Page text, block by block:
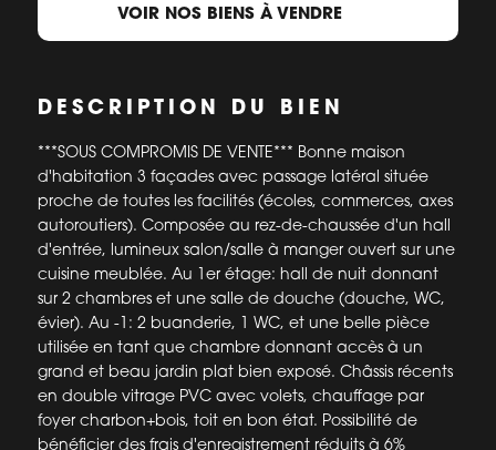
VOIR NOS BIENS À VENDRE
DESCRIPTION DU BIEN
***SOUS COMPROMIS DE VENTE*** Bonne maison
d'habitation 3 façades avec passage latéral située
proche de toutes les facilités (écoles, commerces, axes
autoroutiers). Composée au rez-de-chaussée d'un hall
d'entrée, lumineux salon/salle à manger ouvert sur une
cuisine meublée. Au 1er étage: hall de nuit donnant
sur 2 chambres et une salle de douche (douche, WC,
évier). Au -1: 2 buanderie, 1 WC, et une belle pièce
utilisée en tant que chambre donnant accès à un
grand et beau jardin plat bien exposé. Châssis récents
en double vitrage PVC avec volets, chauffage par
foyer charbon+bois, toit en bon état. Possibilité de
bénéficier des frais d'enregistrement réduits à 6%